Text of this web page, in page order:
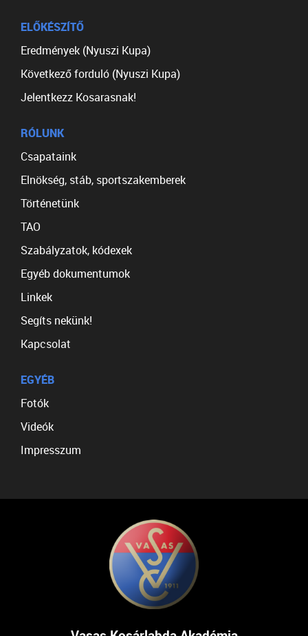
ELŐKÉSZÍTŐ
Eredmények (Nyuszi Kupa)
Következő forduló (Nyuszi Kupa)
Jelentkezz Kosarasnak!
RÓLUNK
Csapataink
Elnökség, stáb, sportszakemberek
Történetünk
TAO
Szabályzatok, kódexek
Egyéb dokumentumok
Linkek
Segíts nekünk!
Kapcsolat
EGYÉB
Fotók
Videók
Impresszum